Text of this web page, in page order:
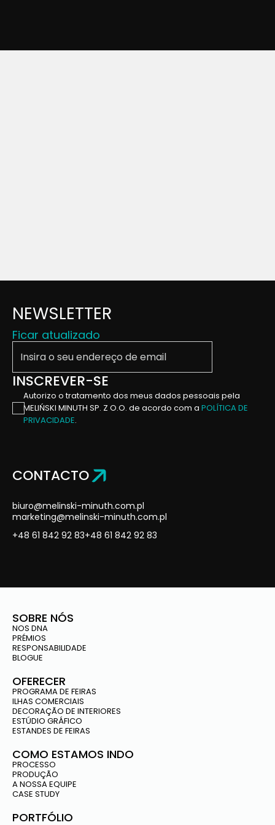
NEWSLETTER
Ficar atualizado
INSCREVER-SE
Autorizo ​​o tratamento dos meus dados pessoais pela
MELIŃSKI MINUTH SP. Z O.O. de acordo com a POLÍTICA DE
PRIVACIDADE.
CONTACTO
biuro@melinski-minuth.com.pl
marketing@melinski-minuth.com.pl
+48 61 842 92 83+48 61 842 92 83
SOBRE NÓS
NOS DNA
PRÉMIOS
RESPONSABILIDADE
BLOGUE
OFERECER
PROGRAMA DE FEIRAS
ILHAS COMERCIAIS
DECORAÇÃO DE INTERIORES
ESTÚDIO GRÁFICO
ESTANDES DE FEIRAS
COMO ESTAMOS INDO
PROCESSO
PRODUÇÃO
A NOSSA EQUIPE
CASE STUDY
PORTFÓLIO